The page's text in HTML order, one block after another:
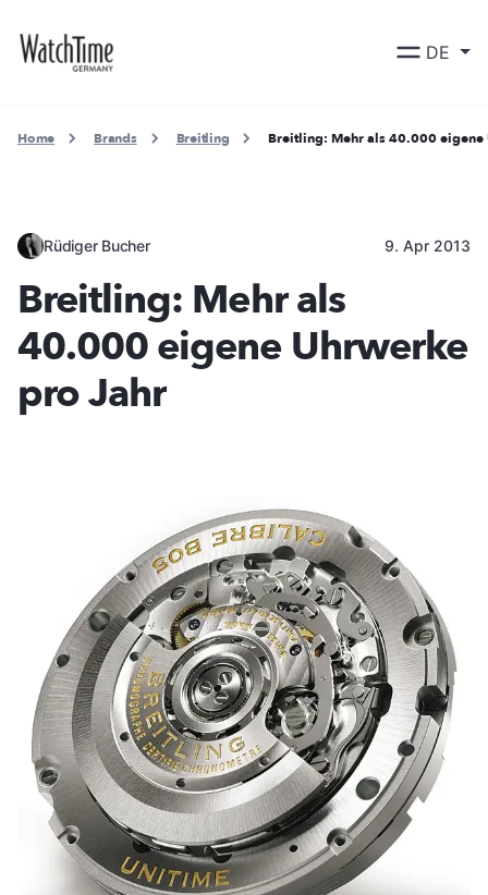
DE
Home Brands Breitling Breitling: Mehr als 40.000 eigene
Rüdiger Bucher 9. Apr 2013
Breitling: Mehr als
40.000 eigene Uhrwerke
pro Jahr